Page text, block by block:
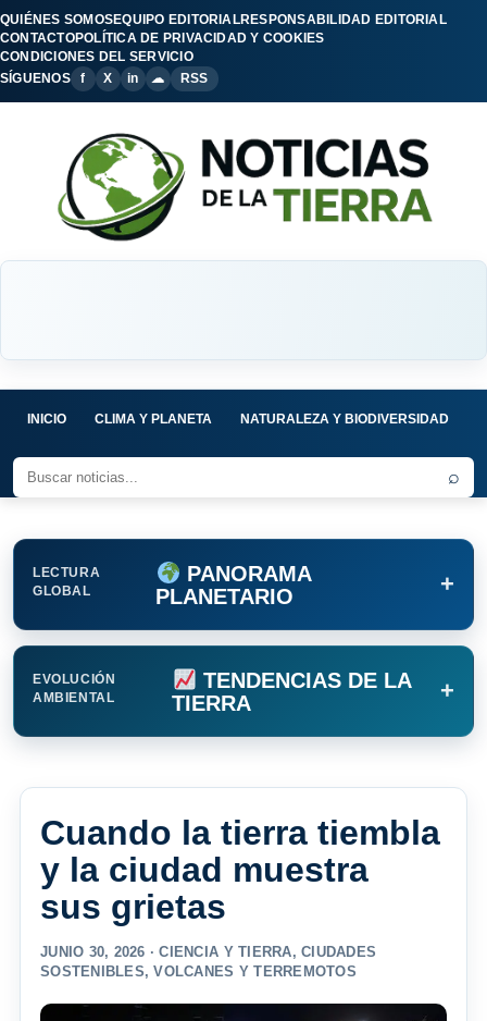
QUIÉNES SOMOSEQUIPO EDITORIALRESPONSABILIDAD EDITORIAL
CONTACTOPOLÍTICA DE PRIVACIDAD Y COOKIES
CONDICIONES DEL SERVICIO
SÍGUENOS
f X in ☁ RSS
INICIO CLIMA Y PLANETA NATURALEZA Y BIODIVERSIDAD
⌕
LECTURA
GLOBAL
PANORAMA
PLANETARIO
+
EVOLUCIÓN
AMBIENTAL
TENDENCIAS DE LA
TIERRA
+
Cuando la tierra tiembla
y la ciudad muestra
sus grietas
JUNIO 30, 2026 ·CIENCIA Y TIERRA,CIUDADES
SOSTENIBLES,VOLCANES Y TERREMOTOS